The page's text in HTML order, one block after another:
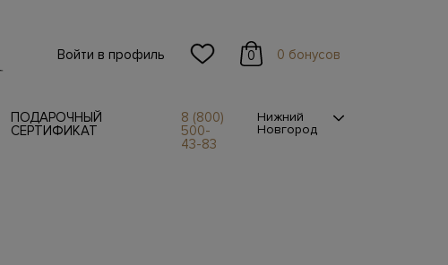
Войти в профиль 0 0 бонусов
ПОДАРОЧНЫЙ
СЕРТИФИКАТ
8 (800)
500-
43-83
Нижний
Новгород